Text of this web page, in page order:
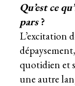
Qu’est ce
pars?
L’excitation
quotidien et
une autre